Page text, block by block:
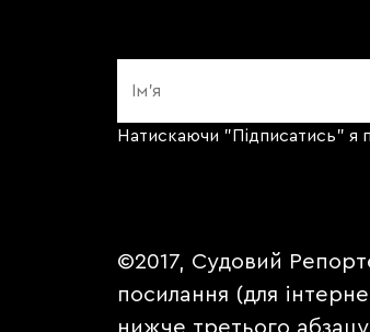
Натискаючи "Підписатись" я
©2017, Судовий
посилання (для
нижче третього